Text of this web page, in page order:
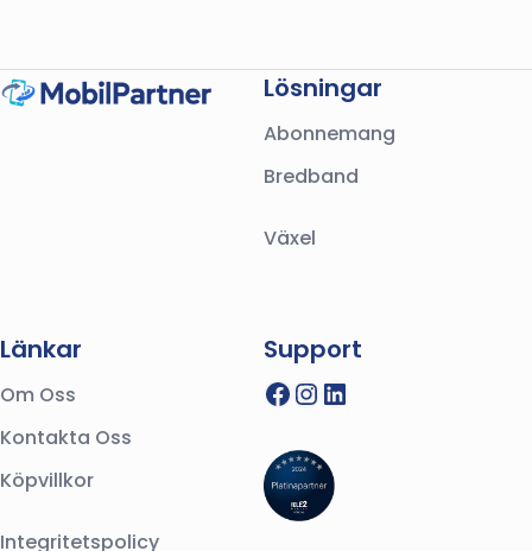
Lösningar
Abonnemang
Bredband
Växel
Länkar
Om Oss
Kontakta Oss
Köpvillkor
Integritetspolicy
Support
Facebook
Instagram
LinkedIn